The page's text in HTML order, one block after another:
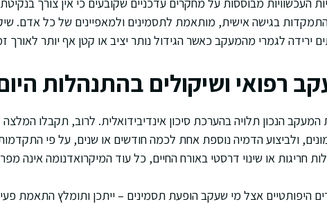
בגישה אישית, מותאמת לתסמינים ולמאפיינים של כל אדם.
ירידה לגמרי מהמעקב כאשר הגידול נותר יציב או קטן אף יותר לאורך
רפואי ושיקולים בהתנהלות
הנכון תלויה בהערכת סיכון אינדיבידואלית. לרוב, תקבלו
ולביצוע הדמיה נוספת אחת לכמה חודשים או שנים, על פי
חריגות או שינוי דרסטי באורח החיים, כל עוד המיקרואדנומה אינה
היפותטיים אצל מי שעקב הופעת תסמינים – ייתכן ותומלץ התאמת